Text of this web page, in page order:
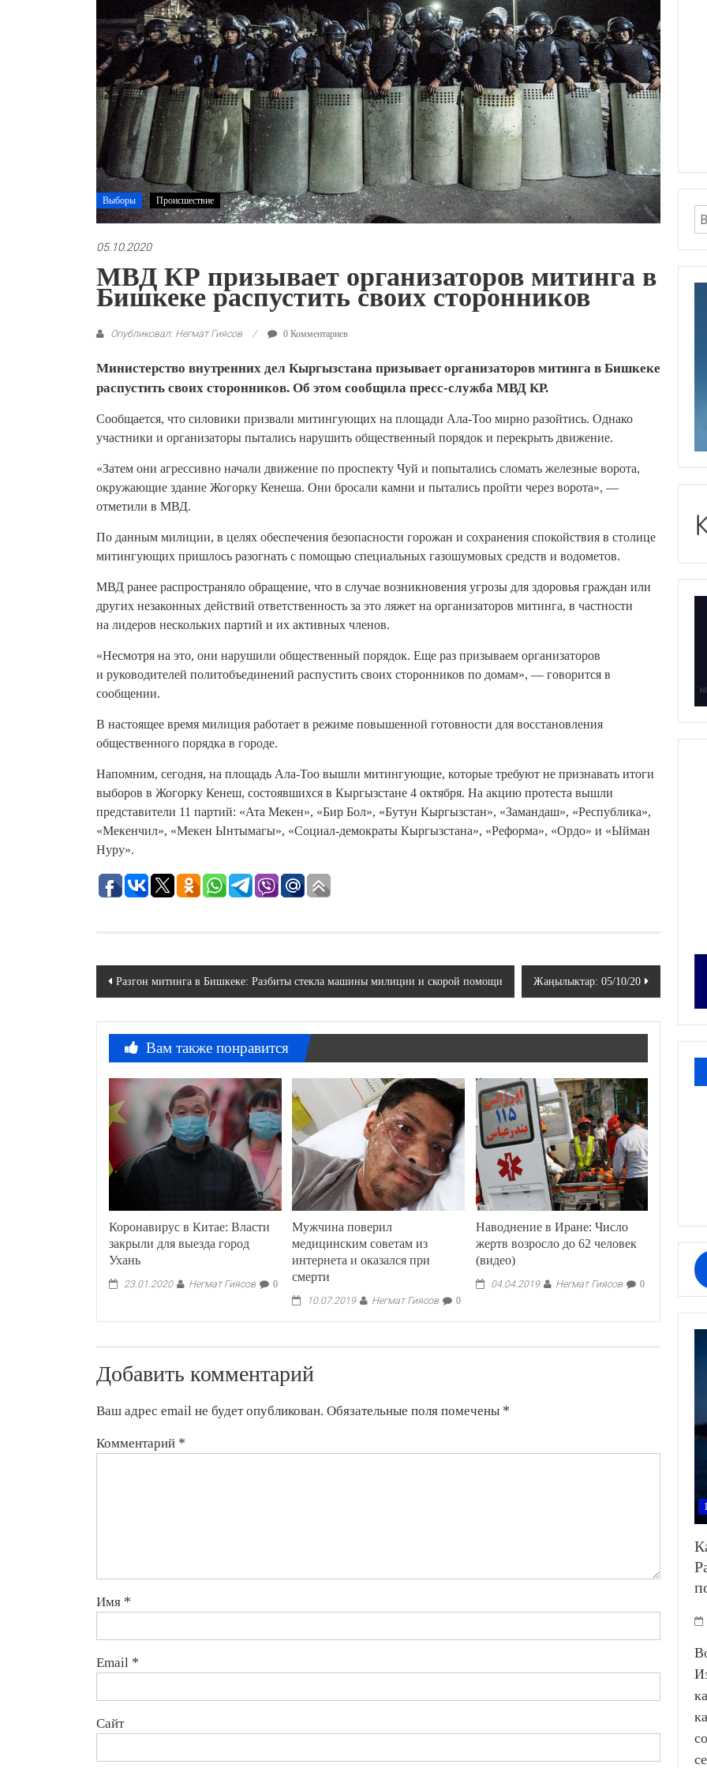
Выборы Происшествие
05.10.2020
МВД КР призывает организаторов митинга в
Бишкеке распустить своих сторонников
Опубликовал: Негмат Гиясов 0 Комментариев
Министерство внутренних дел Кыргызстана призывает организаторов митинга в Бишкеке
распустить своих сторонников. Об этом сообщила пресс-служба МВД КР.
Сообщается, что силовики призвали митингующих на площади Ала-Тоо мирно разойтись. Однако
участники и организаторы пытались нарушить общественный порядок и перекрыть движение.
«Затем они агрессивно начали движение по проспекту Чуй и попытались сломать железные ворота,
окружающие здание Жогорку Кенеша. Они бросали камни и пытались пройти через ворота», —
отметили в МВД.
По данным милиции, в целях обеспечения безопасности горожан и сохранения спокойствия в столице
митингующих пришлось разогнать с помощью специальных газошумовых средств и водометов.
МВД ранее распространяло обращение, что в случае возникновения угрозы для здоровья граждан или
других незаконных действий ответственность за это ляжет на организаторов митинга, в частности
на лидеров нескольких партий и их активных членов.
«Несмотря на это, они нарушили общественный порядок. Еще раз призываем организаторов
и руководителей политобъединений распустить своих сторонников по домам», — говорится в
сообщении.
В настоящее время милиция работает в режиме повышенной готовности для восстановления
общественного порядка в городе.
Напомним, сегодня, на площадь Ала-Тоо вышли митингующие, которые требуют не признавать итоги
выборов в Жогорку Кенеш, состоявшихся в Кыргызстане 4 октября. На акцию протеста вышли
представители 11 партий: «Ата Мекен», «Бир Бол», «Бутун Кыргызстан», «Замандаш», «Республика»,
«Мекенчил», «Мекен Ынтымагы», «Социал-демократы Кыргызстана», «Реформа», «Ордо» и «Ыйман
Нуру».
Навигация
записям
Разгон митинга в Бишкеке: Разбиты стекла машины милиции и скорой помощи Жаңылыктар: 05/10/20
Вам также понравится
Коронавирус в Китае: Власти
закрыли для выезда город
Ухань
23.01.2020 Негмат Гиясов 0
Мужчина поверил
медицинским советам из
интернета и оказался при
смерти
10.07.2019 Негмат Гиясов 0
Наводнение в Иране: Число
жертв возросло до 62 человек
(видео)
04.04.2019 Негмат Гиясов 0
Добавить комментарий
Ваш адрес email не будет опубликован. Обязательные поля помечены *
Комментарий *
Имя *
Email *
Сайт